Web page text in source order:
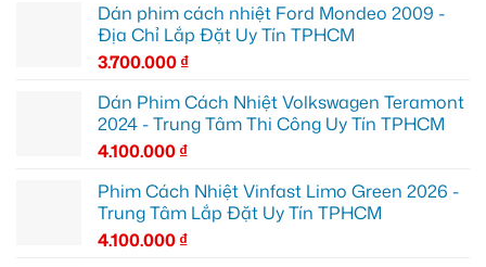
Dán phim cách nhiệt Ford Mondeo 2009 -
Địa Chỉ Lắp Đặt Uy Tín TPHCM
3.700.000₫
Dán Phim Cách Nhiệt Volkswagen Teramont
2024 - Trung Tâm Thi Công Uy Tín TPHCM
4.100.000₫
Phim Cách Nhiệt Vinfast Limo Green 2026 -
Trung Tâm Lắp Đặt Uy Tín TPHCM
4.100.000₫